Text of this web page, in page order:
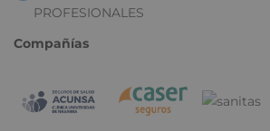
PROFESIONALES
Compañías